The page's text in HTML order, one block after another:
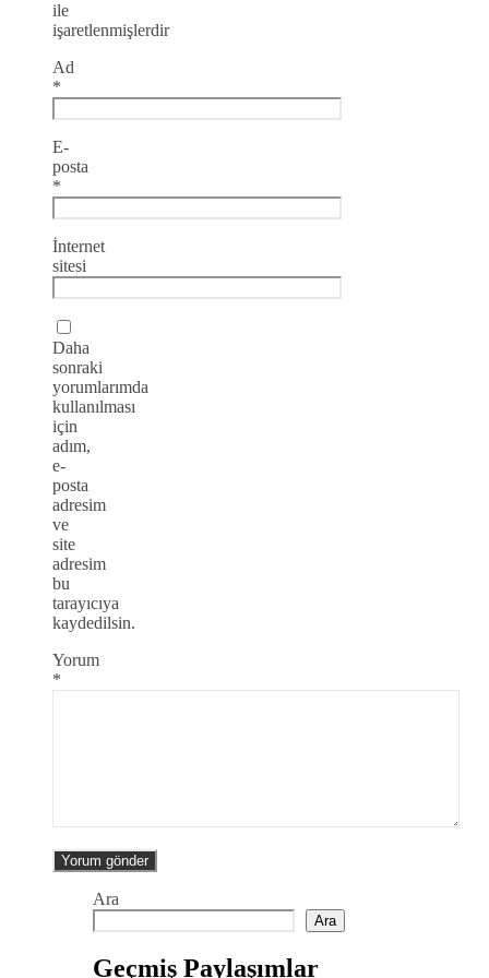
ile
işaretlenmişlerdir
Ad
*
E-
posta
*
İnternet
sitesi
Daha
sonraki
yorumlarımda
kullanılması
için
adım,
e-
posta
adresim
ve
site
adresim
bu
tarayıcıya
kaydedilsin.
Yorum
*
Ara
Ara
Geçmiş Paylaşımlar